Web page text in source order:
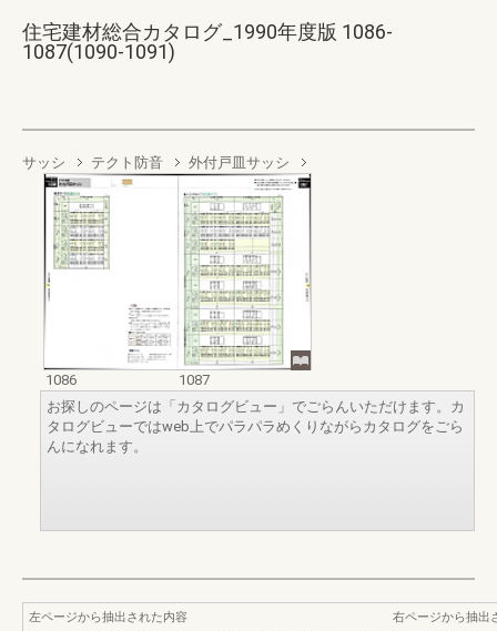
住宅建材総合カタログ_1990年度版 1086-
1087(1090-1091)
サッシ テクト防音 外付戸皿サッシ
1086
1087
お探しのページは「カタログビュー」でごらんいただけます。カ
タログビューではweb上でパラパラめくりながらカタログをごら
んになれます。
左ページから抽出された内容
右ページから抽出